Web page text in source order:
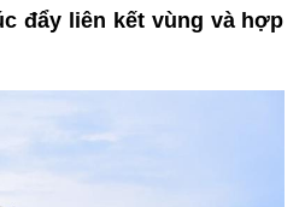
đẩy liên kết vùng và hợp